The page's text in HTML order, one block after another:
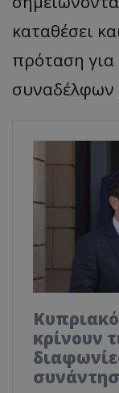
καταθέσει
πρόταση για
συναδέλφων
κρίνουν